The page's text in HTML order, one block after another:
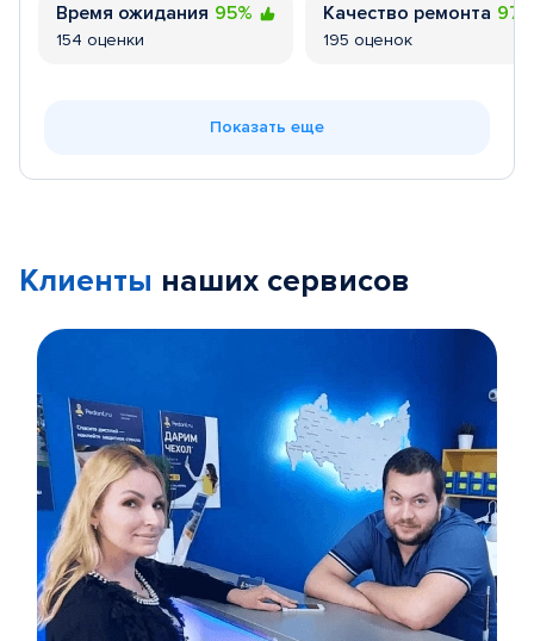
Время ожидания 95%
154 оценки
Качество ремонта
195 оценок
Показать еще
Клиенты наших сервисов